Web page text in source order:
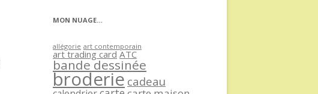
MON NUAGE…
allégorie art contemporain
art trading card ATC
bande dessinée
broderie cadeau